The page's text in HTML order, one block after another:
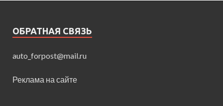
ОБРАТНАЯ СВЯЗЬ
auto_forpost@mail.ru
Реклама на сайте